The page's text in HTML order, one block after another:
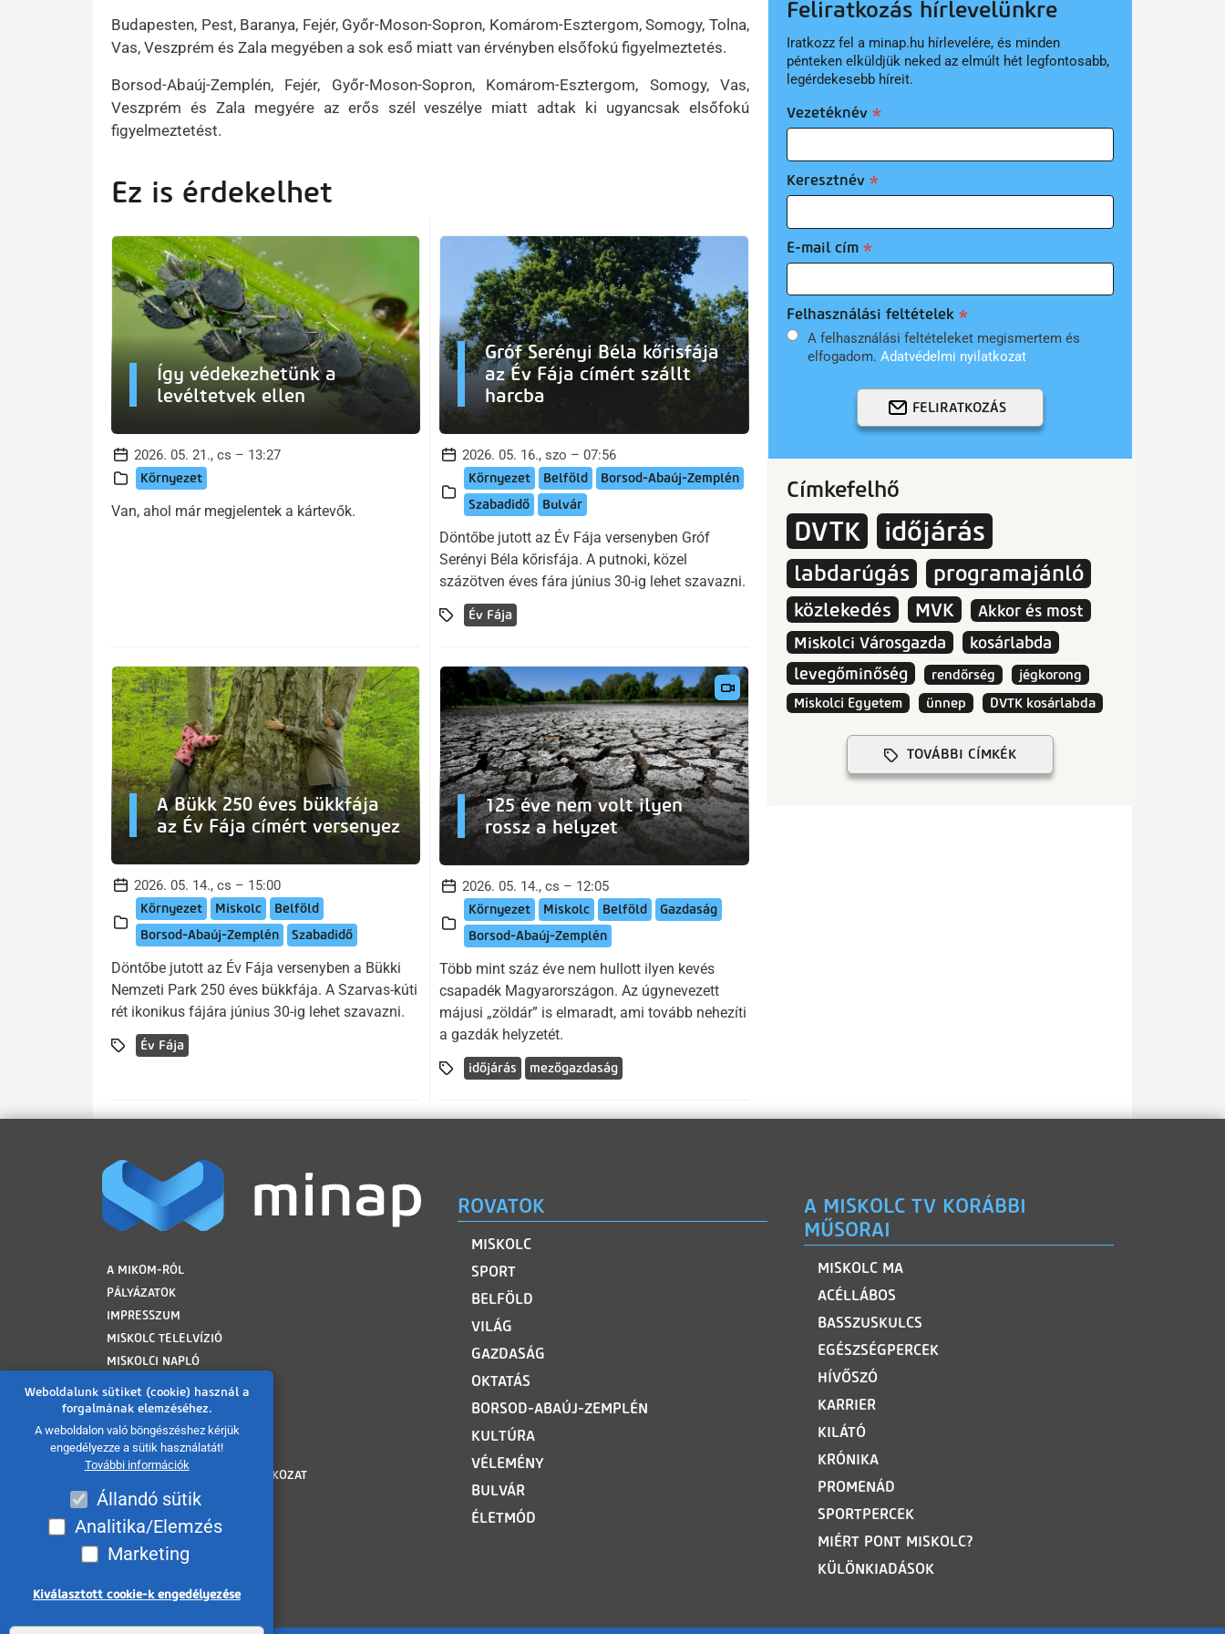
Weboldalunk sütiket (cookie) használ a
forgalmának elemzéséhez.
A weboldalon való böngészéshez kérjük
engedélyezze a sütik használatát!
További információk
Állandó sütik
Analitika/Elemzés
Marketing
Kiválasztott cookie-k engedélyezése
Withdraw consent
Budapesten, Pest, Baranya, Fejér, Győr-Moson-Sopron, Komárom-Esztergom, Somogy, Tolna,
Vas, Veszprém és Zala megyében a sok eső miatt van érvényben elsőfokú figyelmeztetés.
Borsod-Abaúj-Zemplén, Fejér, Győr-Moson-Sopron, Komárom-Esztergom, Somogy, Vas,
Veszprém és Zala megyére az erős szél veszélye miatt adtak ki ugyancsak elsőfokú
figyelmeztetést.
Ez is érdekelhet
Így védekezhetünk a
levéltetvek ellen
2026. 05. 21., cs – 13:27
Környezet
Van, ahol már megjelentek a kártevők.
Gróf Serényi Béla kőrisfája
az Év Fája címért szállt
harcba
2026. 05. 16., szo – 07:56
Környezet Belföld
Borsod-Abaúj-Zemplén
Szabadidő
Bulvár
Döntőbe jutott az Év Fája versenyben Gróf
Serényi Béla kőrisfája. A putnoki, közel
százötven éves fára június 30-ig lehet szavazni.
Év Fája
A Bükk 250 éves bükkfája
az Év Fája címért versenyez
2026. 05. 14., cs – 15:00
Környezet Miskolc
Belföld
Borsod-Abaúj-Zemplén
Szabadidő
Döntőbe jutott az Év Fája versenyben a Bükki
Nemzeti Park 250 éves bükkfája. A Szarvas-kúti
rét ikonikus fájára június 30-ig lehet szavazni.
Év Fája
125 éve nem volt ilyen
rossz a helyzet
2026. 05. 14., cs – 12:05
Környezet Miskolc Belföld
Gazdaság
Borsod-Abaúj-Zemplén
Több mint száz éve nem hullott ilyen kevés
csapadék Magyarországon. Az úgynevezett
májusi „zöldár” is elmaradt, ami tovább nehezíti
a gazdák helyzetét.
időjárás mezőgazdaság
Feliratkozás hírlevelünkre
Iratkozz fel a minap.hu hírlevelére, és minden
pénteken elküldjük neked az elmúlt hét legfontosabb,
legérdekesebb híreit.
Vezetéknév
Keresztnév
E-mail cím
Felhasználási feltételek
A felhasználási feltételeket megismertem és
elfogadom. Adatvédelmi nyilatkozat
FELIRATKOZÁS
Címkefelhő
DVTK időjárás
labdarúgás programajánló
közlekedés MVK
Akkor és most
Miskolci Városgazda
kosárlabda
levegőminőség
rendőrség
jégkorong
Miskolci Egyetem
ünnep DVTK kosárlabda
TOVÁBBI CÍMKÉK
LÁBLÉC
A MIKOM-RÓL
PÁLYÁZATOK
IMPRESSZUM
MISKOLC TELELVÍZIÓ
MISKOLCI NAPLÓ
MINAP ARCHÍVUM
FELHASZNÁLÁSI FELTÉTELEK
ADATVÉDELMI TÁJÉKOZTATÓ
SÜTI TÁJÉKOZTATÓ
AKADÁLYMENTESÍTÉSI NYILATKOZAT
KÖZÉRDEKŰ ADATOK
KÖZADATKERESŐ
VISSZAÉLÉS BEJELENTÉS
MÉDIAAJÁNLAT
OLDALTÉRKÉP
ROVATOK
MISKOLC
SPORT
BELFÖLD
VILÁG
GAZDASÁG
OKTATÁS
BORSOD-ABAÚJ-ZEMPLÉN
KULTÚRA
VÉLEMÉNY
BULVÁR
ÉLETMÓD
A MISKOLC TV KORÁBBI
MŰSORAI
MISKOLC MA
ACÉLLÁBOS
BASSZUSKULCS
EGÉSZSÉGPERCEK
HÍVŐSZÓ
KARRIER
KILÁTÓ
KRÓNIKA
PROMENÁD
SPORTPERCEK
MIÉRT PONT MISKOLC?
KÜLÖNKIADÁSOK